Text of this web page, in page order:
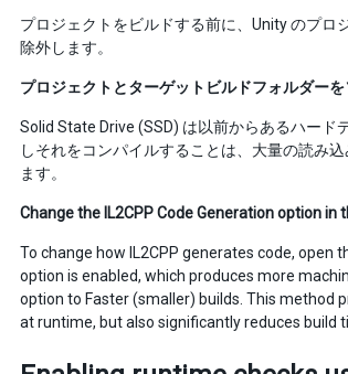
プロジェクトをビルドする前に、Unity のプロ
除外します。
プロジェクトとターゲットビルドフォルダー
Solid State Drive (SSD) は以前からあるハード
しそれをコンパイルすることは、大量の読み
ます。
Change the IL2CPP Code Generation option in
To change how IL2CPP generates code, open
option is enabled, which produces more
option to Faster (smaller) builds. This method
at runtime, but also significantly reduces build